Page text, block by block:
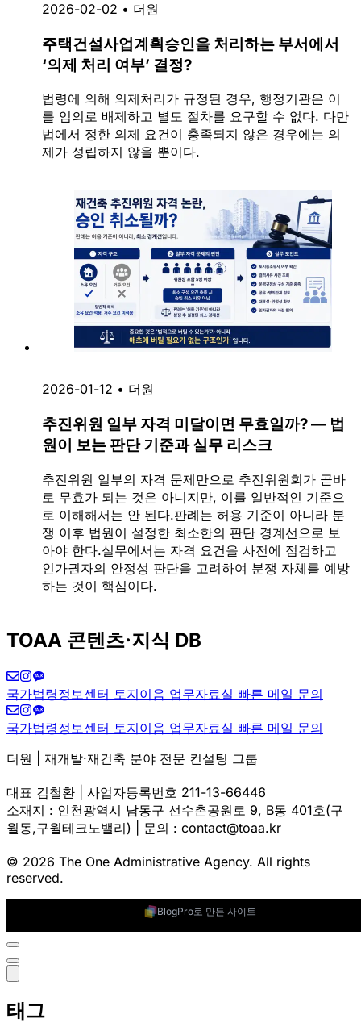
2026-02-02 • 더원
주택건설사업계획승인을 처리하는 부서에서
‘의제 처리 여부’ 결정?
법령에 의해 의제처리가 규정된 경우, 행정기관은 이
를 임의로 배제하고 별도 절차를 요구할 수 없다. 다만
법에서 정한 의제 요건이 충족되지 않은 경우에는 의
제가 성립하지 않을 뿐이다.
2026-01-12 • 더원
추진위원 일부 자격 미달이면 무효일까? — 법
원이 보는 판단 기준과 실무 리스크
추진위원 일부의 자격 문제만으로 추진위원회가 곧바
로 무효가 되는 것은 아니지만, 이를 일반적인 기준으
로 이해해서는 안 된다.판례는 허용 기준이 아니라 분
쟁 이후 법원이 설정한 최소한의 판단 경계선으로 보
아야 한다.실무에서는 자격 요건을 사전에 점검하고
인가권자의 안정성 판단을 고려하여 분쟁 자체를 예방
하는 것이 핵심이다.
TOAA 콘텐츠·지식 DB
국가법령정보센터 토지이음 업무자료실 빠른 메일 문의
국가법령정보센터 토지이음 업무자료실 빠른 메일 문의
더원 | 재개발·재건축 분야 전문 컨설팅 그룹
대표 김철환 | 사업자등록번호 211-13-66446
소재지 : 인천광역시 남동구 선수촌공원로 9, B동 401호(구
월동,구월테크노밸리) | 문의 : contact@toaa.kr
© 2026 The One Administrative Agency. All rights
reserved.
BlogPro로 만든 사이트
태그